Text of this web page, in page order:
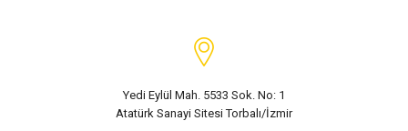
Yedi Eylül Mah. 5533 Sok. No: 1
Atatürk Sanayi Sitesi Torbalı/İzmir